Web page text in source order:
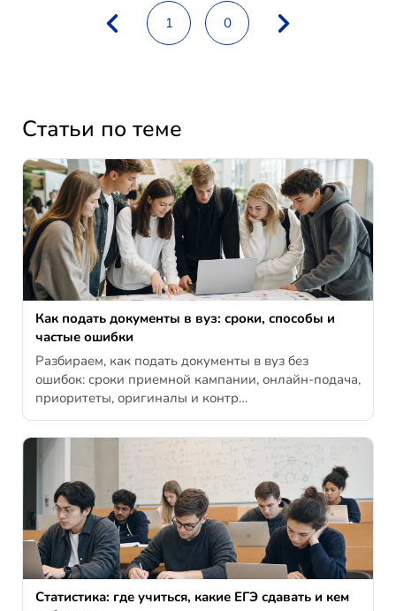
1 0
Статьи по теме
Как подать документы в вуз: сроки, способы и
частые ошибки
Разбираем, как подать документы в вуз без
ошибок: сроки приемной кампании, онлайн-подача,
приоритеты, оригиналы и контр…
Статистика: где учиться, какие ЕГЭ сдавать и кем